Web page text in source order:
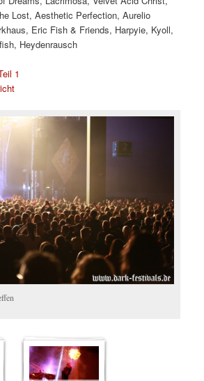
Lost, Aesthetic Perfection, Aurelio
Eric Fish & Friends, Harpyie, Kyoll,
Heydenrausch
1